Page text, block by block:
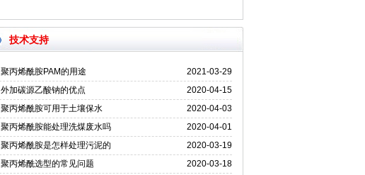
技术支持
聚丙烯酰胺PAM的用途
2021-03-29
外加碳源乙酸钠的优点
2020-04-15
聚丙烯酰胺可用于土壤保水
2020-04-03
聚丙烯酰胺能处理洗煤废水吗
2020-04-01
聚丙烯酰胺是怎样处理污泥的
2020-03-19
聚丙烯酰选型的常见问题
2020-03-18